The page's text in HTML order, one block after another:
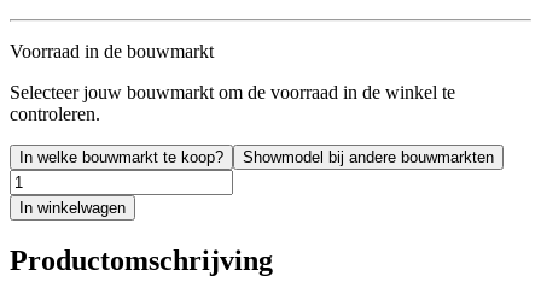
Voorraad in de bouwmarkt
Selecteer jouw bouwmarkt om de voorraad in de winkel te
controleren.
In welke bouwmarkt te koop? Showmodel bij andere bouwmarkten
In winkelwagen
Productomschrijving